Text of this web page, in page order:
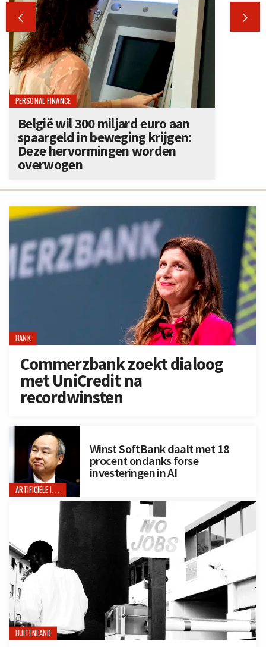
BANK
Commerzbank zoekt dialoog
met UniCredit na
recordwinsten
ARTIFICIËLE INTELLIGENTIE
Winst SoftBank daalt met 18
procent ondanks forse
investeringen in AI
BUITENLAND
 
PERSONAL FINANCE
België wil 300 miljard euro aan
spaargeld in beweging krijgen:
Deze hervormingen worden
overwogen